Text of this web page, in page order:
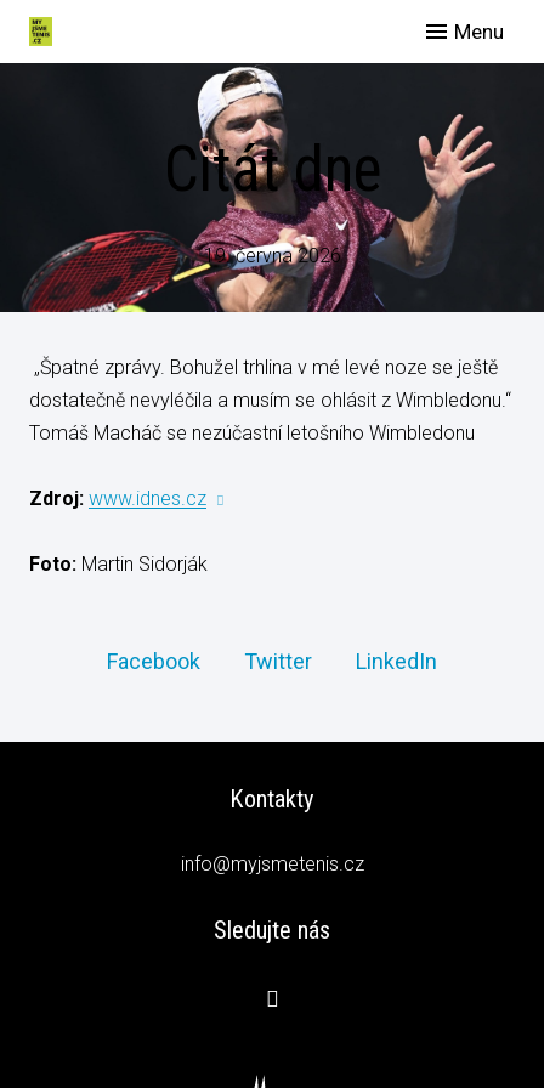
Menu
O nás
Citát dne
19. června 2026
„Špatné zprávy. Bohužel trhlina v mé levé noze se ještě
dostatečně nevyléčila a musím se ohlásit z Wimbledonu.“
Tomáš Macháč se nezúčastní letošního Wimbledonu
Zdroj: www.idnes.cz
Foto: Martin Sidorják
Facebook Twitter LinkedIn
Kontakty
info@myjsmetenis.cz
Sledujte nás